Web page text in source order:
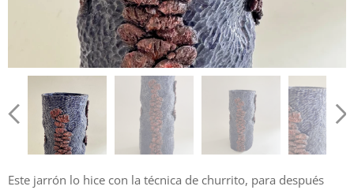
Este jarrón lo hice con la técnica de churrito, para después